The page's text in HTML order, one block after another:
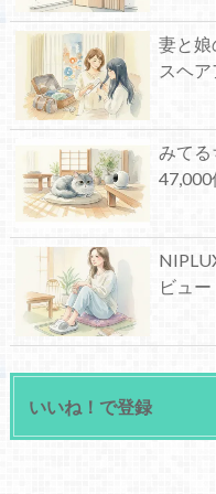
妻と娘
スヘ
みてる
ビュ
いいね！で登録